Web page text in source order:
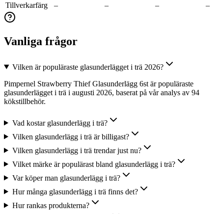
Tillverkarfärg
– – – –
Vanliga frågor
Vilken är populäraste glasunderlägget i trä 2026?
Pimpernel Strawberry Thief Glasunderlägg 6st är populäraste
glasunderlägget i trä i augusti 2026, baserat på vår analys av 94
kökstillbehör.
Vad kostar glasunderlägg i trä?
Vilken glasunderlägg i trä är billigast?
Vilken glasunderlägg i trä trendar just nu?
Vilket märke är populärast bland glasunderlägg i trä?
Var köper man glasunderlägg i trä?
Hur många glasunderlägg i trä finns det?
Hur rankas produkterna?